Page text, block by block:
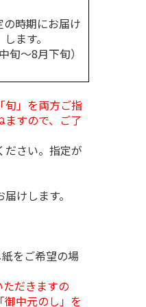
の時期にお届け
します。
旬～8月下旬）
」を両方ご指
すので、ご了
さい。指定が
けします。
をご希望の場
だきますの
中元のし」を